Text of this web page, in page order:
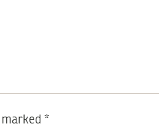
marked*